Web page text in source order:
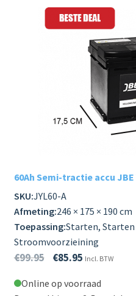
60Ah Semi-tractie accu JBE
SKU:JYL60-A
Afmeting:246 × 175 × 190 cm
Toepassing:Starten,
Stroomvoorzieining
€99.95 €85.95 Incl. BTW
Online op voorraad